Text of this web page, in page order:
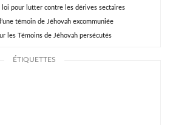
loi pour lutter contre les dérives sectaires
témoin de Jéhovah excommuniée
les Témoins de Jéhovah persécutés
ÉTIQUETTES